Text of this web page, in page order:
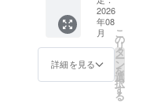
メール
アドレ
スを取
得させ
ていた
しい方
を選択
してく
ださ
い。）
・アン
バサ
2026
年08
月
詳細を見る
こ
の
リ
タ
ー
ン
を
選
択
す
る